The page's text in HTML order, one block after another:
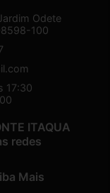
Odete
100
17:30
ITAQUA
redes
Mais